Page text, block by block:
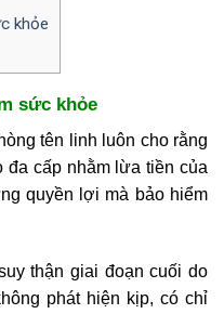
khỏe
sức khỏe
tên linh luôn cho rằng
đa cấp nhằm lừa tiền của
quyền lợi mà bảo hiểm
thận giai đoạn cuối do
phát hiện kịp, có chỉ